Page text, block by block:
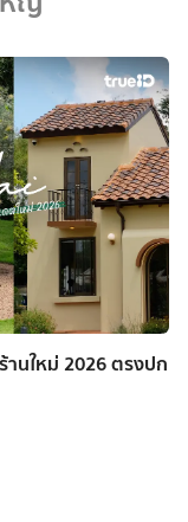
านใหม่ 2026 ตรงปก